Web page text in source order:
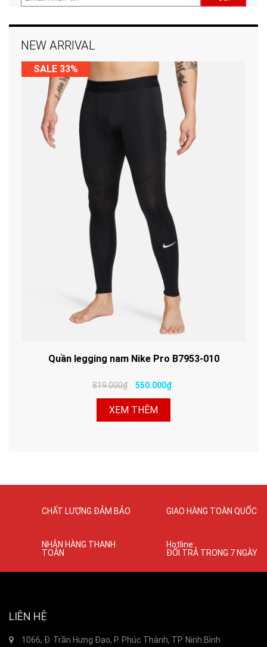
NEW ARRIVAL
SALE 33%
Quần legging nam Nike Pro B7953-010
819.000₫ 550.000₫
XEM THÊM
CHẤT LƯỢNG ĐẢM BẢO GIAO HÀNG TOÀN QUỐC
NHẬN HÀNG THANH
TOÁN
Hotline:
ĐỔI TRẢ TRONG 7 NGÀY
LIÊN HỆ
1066, Đ. Trần Hưng Đạo, P. Phúc Thành, TP. Ninh Bình